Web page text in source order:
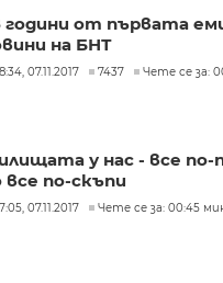
години от първата
на БНТ
07.11.2017 7437 Чете се за:
у нас - все по-
все по-скъпи
07.11.2017 Чете се за: 00:45